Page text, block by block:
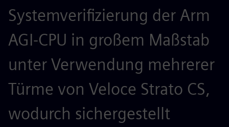
Systemverifizierung der Arm
AGI-CPU in großem Maßstab
unter Verwendung mehrerer
Türme von Veloce Strato CS,
wodurch sichergestellt